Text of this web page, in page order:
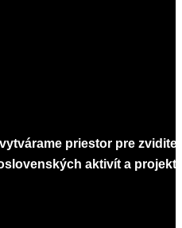
priestor pre
aktivít a